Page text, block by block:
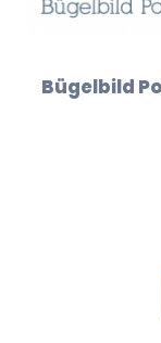
Bügelbild